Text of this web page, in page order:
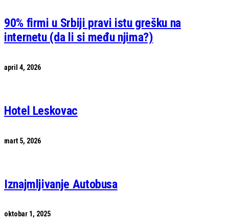
90% firmi u Srbiji pravi istu grešku na
internetu (da li si među njima?)
april 4, 2026
Hotel Leskovac
mart 5, 2026
Iznajmljivanje Autobusa
oktobar 1, 2025